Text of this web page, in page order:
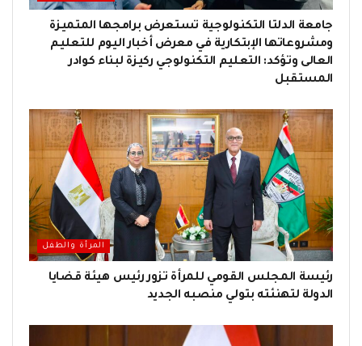
جامعة الدلتا التكنولوجية تستعرض برامجها المتميزة
ومشروعاتها الإبتكارية في معرض أخبار اليوم للتعليم
العالى وتؤكد: التعليم التكنولوجي ركيزة لبناء كوادر
المستقبل
المرأة والطفل
رئيسة المجلس القومي للمرأة تزور رئيس هيئة قضايا
الدولة لتهنئته بتولي منصبه الجديد